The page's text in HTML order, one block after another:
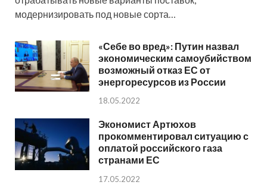
модернизировать под новые сорта…
«Себе во вред»: Путин назвал
экономическим самоубийством
возможный отказ ЕС от
энергоресурсов из России
18.05.2022
Экономист Артюхов
прокомментировал ситуацию с
оплатой российского газа
странами ЕС
17.05.2022